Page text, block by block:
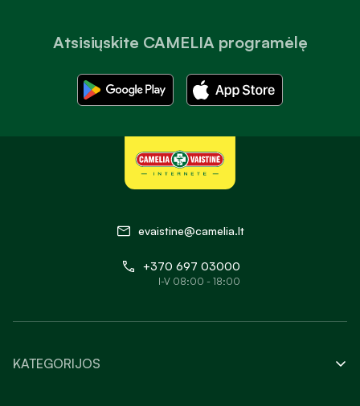
Atsisiųskite CAMELIA programėlę
evaistine@camelia.lt
+370 697 03000
I-V 08:00 - 18:00
KATEGORIJOS